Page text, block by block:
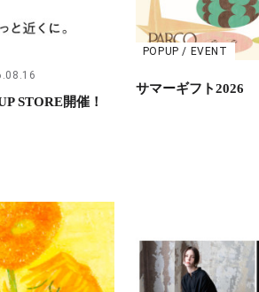
STORE開催！
POPUP / EVENT
サマーギフト2026